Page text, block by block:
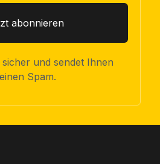
abonnieren
und sendet Ihnen
Spam.